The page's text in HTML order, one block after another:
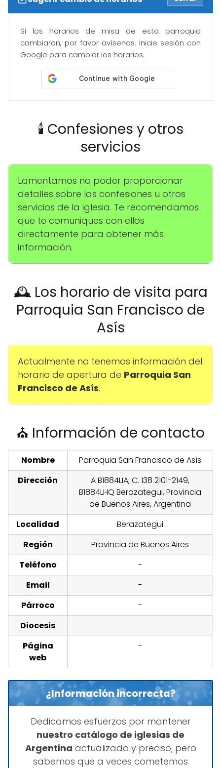
Si los horarios de misa de esta parroquia
cambiaron, por favor avísenos. Inicie sesión con
Google para cambiar los horarios.
🕯️ Confesiones y otros
servicios
Lamentamos no poder proporcionar
detalles sobre las confesiones u otros
servicios de la iglesia. Te recomendamos
que te comuniques con ellos
directamente para obtener más
información.
🕰️ Los horario de visita para
Parroquia San Francisco de
Asís
Actualmente no tenemos información del
horario de apertura de Parroquia San
Francisco de Asís.
⛪ Información de contacto
Nombre
Parroquia San Francisco de Asís
Dirección
A B1884LIA, C. 138 2101-2149,
B1884LHQ Berazategui, Provincia
de Buenos Aires, Argentina
Localidad
Berazategui
Región
Provincia de Buenos Aires
Teléfono
-
Email
-
Párroco
-
Diocesis
-
Página
web
-
¿Información incorrecta?
Dedicamos esfuerzos por mantener
nuestro catálogo de iglesias de
Argentina actualizado y preciso, pero
sabemos que a veces cometemos